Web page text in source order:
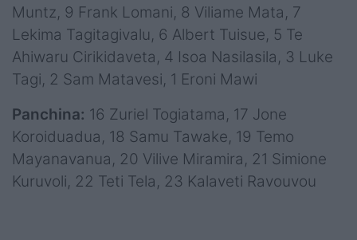
Muntz, 9 Frank Lomani, 8 Viliame Mata, 7
Lekima Tagitagivalu, 6 Albert Tuisue, 5 Te
Ahiwaru Cirikidaveta, 4 Isoa Nasilasila, 3 Luke
Tagi, 2 Sam Matavesi, 1 Eroni Mawi
Panchina: 16 Zuriel Togiatama, 17 Jone
Koroiduadua, 18 Samu Tawake, 19 Temo
Mayanavanua, 20 Vilive Miramira, 21 Simione
Kuruvoli, 22 Teti Tela, 23 Kalaveti Ravouvou